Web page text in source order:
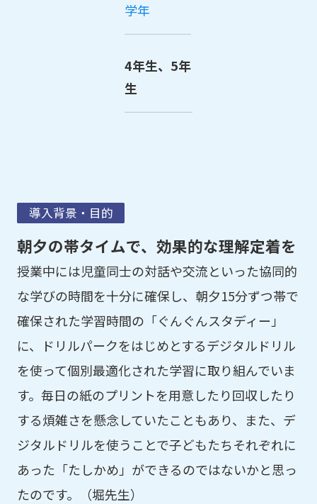
学年
4年生、5年
生
導入背景・目的
朝夕の帯タイムで、効果的な理解定着を
授業中には児童同士の対話や交流といった協同的
な学びの時間を十分に確保し、朝夕15分ずつ帯で
確保された学習時間の「ぐんぐんスタディー」
に、ドリルパークをはじめとするデジタルドリル
を使って個別最適化された学習に取り組んでいま
す。毎日の紙のプリントを用意したり回収したり
する煩雑さを懸念していたこともあり、また、デ
ジタルドリルを使うことで子どもたちそれぞれに
あった「たしかめ」ができるのではないかと思っ
たのです。（堀先生）